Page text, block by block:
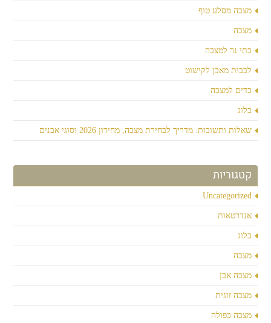
מצבה מסלע טוף
מצבה
בתי נר למצבה
לבבות מאבן לקישוט
כדים למצבה
בלוג
שאלות ותשובות: מדריך לבחירת מצבה, מחירון 2026 וסוגי אבנים
קטגוריות
Uncategorized
אנדרטאות
בלוג
מצבה
מצבה אבן
מצבה זוגית
מצבה כפולה